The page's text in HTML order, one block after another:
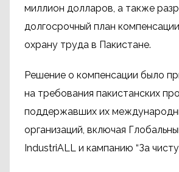
миллион долларов, а также
долгосрочный план
охрану труда в Пакистане.
Решение о компенсации было
на требования пакистанских
поддержавших их
организаций, включая
IndustriALL и кампанию “За